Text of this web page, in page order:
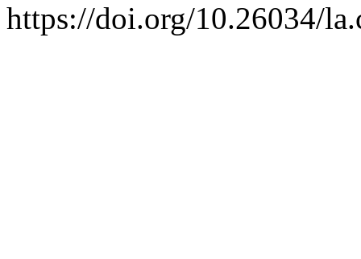
https://doi.org/10.26034/